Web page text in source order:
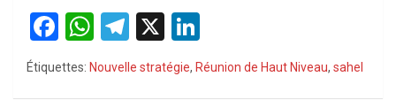
F
a
W
h
T
el
X
n
Étiquettes: Nouvelle stratégie, Réunion de Haut Niveau, sahel